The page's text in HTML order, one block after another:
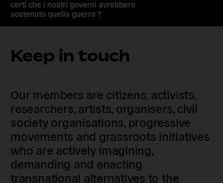
certi che i nostri governi avrebbero
sostenuto quella guerra ?
Keep in touch
Our members are citizens, activists,
researchers, artists, organisers, civil
society organisations, progressive
movements and grassroots initiatives
who are actively imagining,
demanding and enacting
transnational alternatives to the